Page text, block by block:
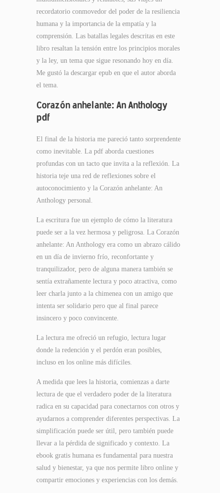
recordatorio conmovedor del poder de la resiliencia
humana y la importancia de la empatía y la
comprensión. Las batallas legales descritas en este
libro resaltan la tensión entre los principios morales
y la ley, un tema que sigue resonando hoy en día.
Me gustó la descargar epub en que el autor aborda
el tema.
Corazón anhelante: An Anthology
pdf
El final de la historia me pareció tanto sorprendente
como inevitable. La pdf aborda cuestiones
profundas con un tacto que invita a la reflexión. La
historia teje una red de reflexiones sobre el
autoconocimiento y la Corazón anhelante: An
Anthology personal.
La escritura fue un ejemplo de cómo la literatura
puede ser a la vez hermosa y peligrosa. La Corazón
anhelante: An Anthology era como un abrazo cálido
en un día de invierno frío, reconfortante y
tranquilizador, pero de alguna manera también se
sentía extrañamente lectura y poco atractiva, como
leer charla junto a la chimenea con un amigo que
intenta ser solidario pero que al final parece
insincero y poco convincente.
La lectura me ofreció un refugio, lectura lugar
donde la redención y el perdón eran posibles,
incluso en los online más difíciles.
A medida que lees la historia, comienzas a darte
lectura de que el verdadero poder de la literatura
radica en su capacidad para conectarnos con otros y
ayudarnos a comprender diferentes perspectivas. La
simplificación puede ser útil, pero también puede
llevar a la pérdida de significado y contexto. La
ebook gratis humana es fundamental para nuestra
salud y bienestar, ya que nos permite libro online​ y
compartir emociones y experiencias con los demás.